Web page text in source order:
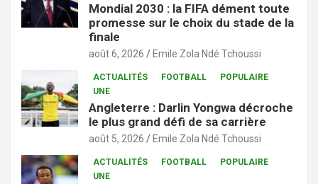
Mondial 2030 : la FIFA dément toute
promesse sur le choix du stade de la
finale
août 6, 2026 Emile Zola Ndé Tchoussi
ACTUALITÉS FOOTBALL
POPULAIRE
UNE
Angleterre : Darlin Yongwa décroche
le plus grand défi de sa carrière
août 5, 2026 Emile Zola Ndé Tchoussi
ACTUALITÉS FOOTBALL
POPULAIRE
UNE